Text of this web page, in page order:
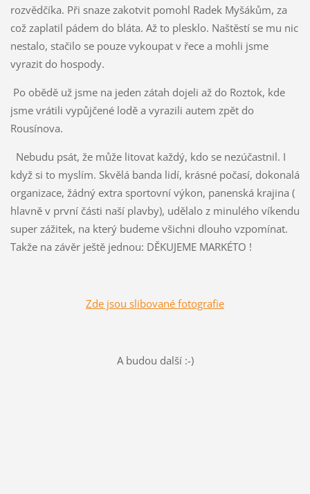
rozvědčíka. Při snaze zakotvit pomohl Radek Myšákům, za
což zaplatil pádem do bláta. Až to plesklo. Naštěstí se mu nic
nestalo, stačilo se pouze vykoupat v řece a mohli jsme
vyrazit do hospody.
Po obědě už jsme na jeden zátah dojeli až do Roztok, kde
jsme vrátili vypůjčené lodě a vyrazili autem zpět do
Rousínova.
Nebudu psát, že může litovat každý, kdo se nezúčastnil. I
když si to myslím. Skvělá banda lidí, krásné počasí, dokonalá
organizace, žádný extra sportovní výkon, panenská krajina (
hlavně v první části naší plavby), udělalo z minulého víkendu
super zážitek, na který budeme všichni dlouho vzpomínat.
Takže na závěr ještě jednou: DĚKUJEME MARKÉTO !
Zde jsou slibované fotografie
A budou další :-)